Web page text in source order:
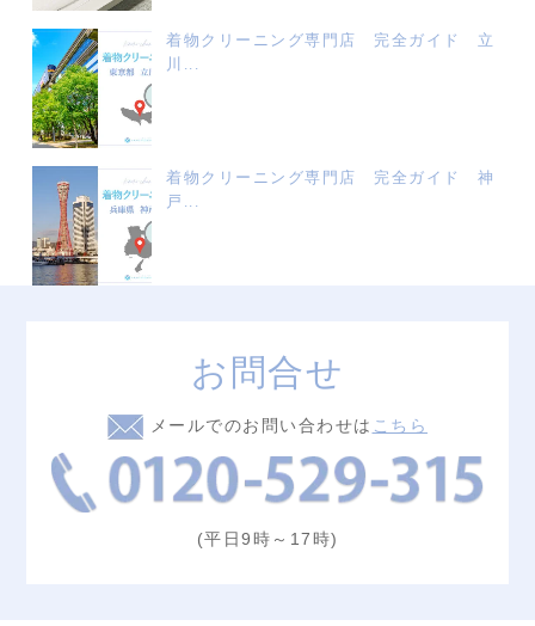
着物クリーニング専門店 完全ガイド 立
川...
着物クリーニング専門店 完全ガイド 神
戸...
お問合せ
メールでのお問い合わせは こちら
(平日9時～17時)